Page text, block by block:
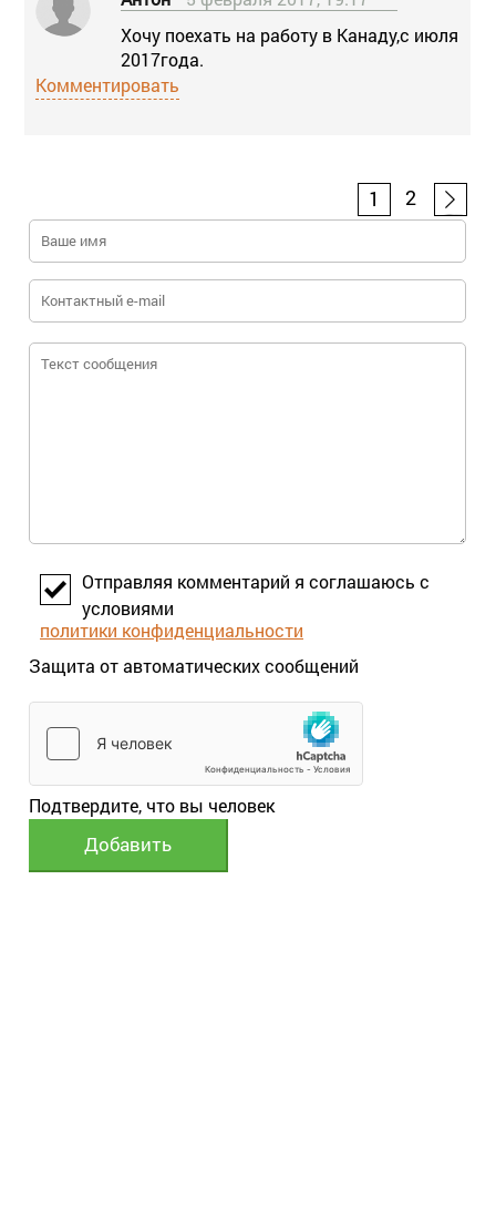
Хочу поехать на работу в Канаду,с июля
2017года.
Комментировать
1 2
Отправляя комментарий я соглашаюсь с
условиями
политики конфиденциальности
Защита от автоматических сообщений
Подтвердите, что вы человек